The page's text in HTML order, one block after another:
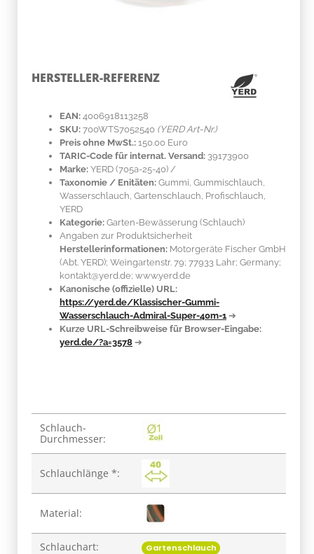
HERSTELLER-REFERENZ
EAN: 4006918113258
SKU: 700WTS7052540 (YERD Art-Nr.)
Preis ohne MwSt.: 150.00 Euro
TARIC-Code für internat. Versand: 39173900
Marke: YERD (705a-25-40) /
Taxonomie / Enitäten: Gummi , Gummischlauch,
Wasserschlauch, Gartenschlauch, Profischlauch,
YERD
Kategorie: Garten-Bewässerung (Schlauch)
Angaben zur Produktsicherheit
Herstellerinformationen: Motorgeräte Fischer GmbH
(Abt. YERD); Weingartenstr. 79; 77933 Lahr; Germany;
kontakt@yerd.de; www.yerd.de
Kanonische (offizielle) URL:
https://yerd.de/Klassischer-Gummi-
Wasserschlauch-Admiral-Super-40m-1 ➔
Kurze URL-Schreibweise für Browser-Eingabe:
yerd.de/?a=3578 ➔
Produkteigenschaft
Wert
Schlauch-
Durchmesser:
Schlauchlänge *:
Material:
Schlauchart: Gartenschlauch